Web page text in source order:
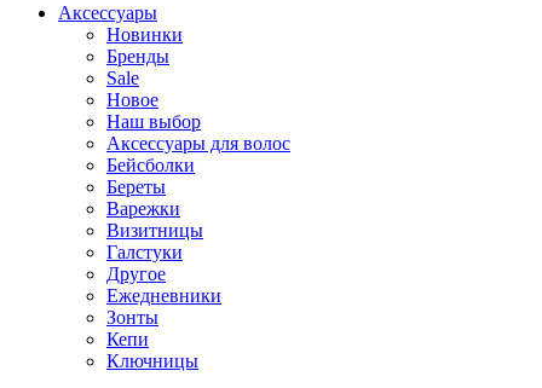
Аксессуары
Новинки
Бренды
Sale
Новое
Наш выбор
Аксессуары для волос
Бейсболки
Береты
Варежки
Визитницы
Галстуки
Другое
Ежедневники
Зонты
Кепи
Ключницы